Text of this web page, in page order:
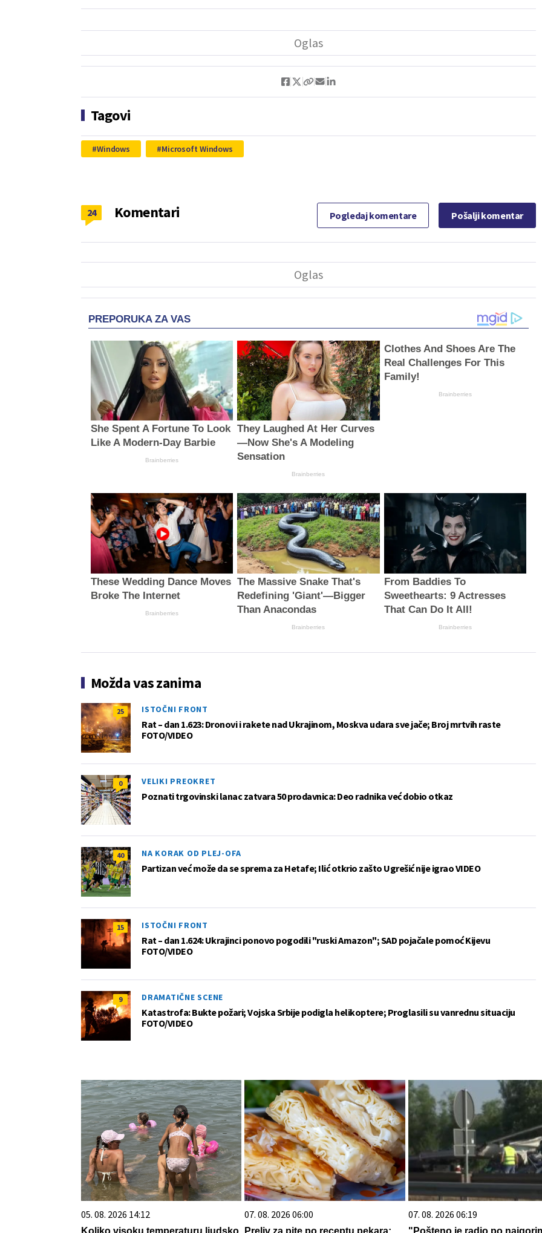
Tagovi
Windows Microsoft Windows
Komentari
24 Pogledaj komentare Pošalji komentar
PREPORUKA ZA VAS
She Spent A Fortune To Look
Like A Modern-Day Barbie
Brainberries
They Laughed At Her Curves
—Now She's A Modeling
Sensation
Brainberries
Clothes And Shoes Are The
Real Challenges For This
Family!
Brainberries
These Wedding Dance Moves
Broke The Internet
Brainberries
The Massive Snake That's
Redefining 'Giant'—Bigger
Than Anacondas
Brainberries
From Baddies To
Sweethearts: 9 Actresses
That Can Do It All!
Brainberries
Možda vas zanima
25 ISTOČNI FRONT
Rat – dan 1.623: Dronovi i rakete nad Ukrajinom, Moskva udara sve jače; Broj mrtvih raste
FOTO/VIDEO
0 VELIKI PREOKRET
Poznati trgovinski lanac zatvara 50 prodavnica: Deo radnika već dobio otkaz
40 NA KORAK OD PLEJ-OFA
Partizan već može da se sprema za Hetafe; Ilić otkrio zašto Ugrešić nije igrao VIDEO
15 ISTOČNI FRONT
Rat – dan 1.624: Ukrajinci ponovo pogodili "ruski Amazon"; SAD pojačale pomoć Kijevu
FOTO/VIDEO
9 DRAMATIČNE SCENE
Katastrofa: Bukte požari; Vojska Srbije podigla helikoptere; Proglasili su vanrednu situaciju
FOTO/VIDEO
05. 08. 2026 14:12
Koliko visoku temperaturu ljudsko
07. 08. 2026 06:00
Preliv za pite po receptu pekara:
07. 08. 2026 06:19
"Pošteno je radio po